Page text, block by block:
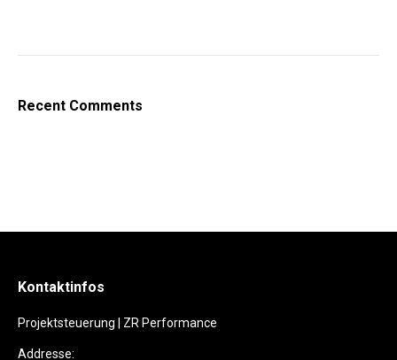
Recent Comments
Kontaktinfos
Projektsteuerung | ZR Performance
Addresse: